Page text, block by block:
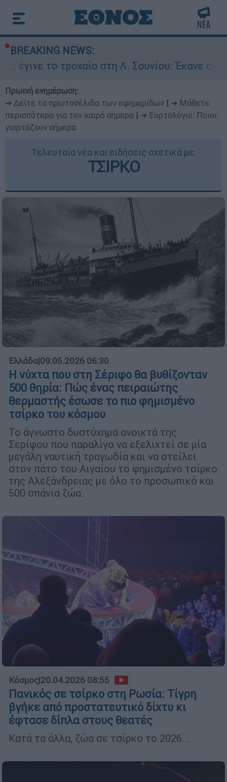
BREAKING NEWS:
τροχαίο στη Λ. Σουνίου: Έκανε αναστροφή ο
Πρωινή ενημέρωση:
➔ Δείτε τα πρωτοσέλιδα των εφημερίδων
➔ Μάθετε
περισσότερα για τον καιρό σήμερα
➔ Εορτολόγιο: Ποιοι
γιορτάζουν σήμερα
Τελευταία νέα και ειδήσεις σχετικά με:
ΤΣΙΡΚΟ
Ελλάδα|09.05.2026 06:30
Η νύχτα που στη Σέριφο θα βυθίζονταν
500 θηρία: Πώς ένας πειραιώτης
θερμαστής έσωσε το πιο φημισμένο
τσίρκο του κόσμου
Το άγνωστο δυστύχημα ανοικτά της
Σερίφου που παραλίγο να εξελιχτεί σε μία
μεγάλη ναυτική τραγωδία και να στείλει
στον πάτο του Αιγαίου το φημισμένο τσίρκο
της Αλεξάνδρειας με όλο το προσωπικό και
500 σπάνια ζώα.
Κόσμος|20.04.2026 08:55
Πανικός σε τσίρκο στη Ρωσία: Τίγρη
βγήκε από προστατευτικό δίχτυ κι
έφτασε δίπλα στους θεατές
Κατά τα άλλα, ζώα σε τσίρκο το 2026...